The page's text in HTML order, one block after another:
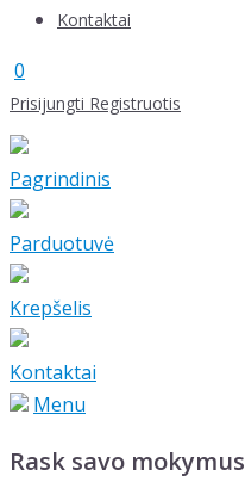
Kontaktai
0
Prisijungti Registruotis
Pagrindinis
Parduotuvė
Krepšelis
Kontaktai
Menu
Rask savo mokymus